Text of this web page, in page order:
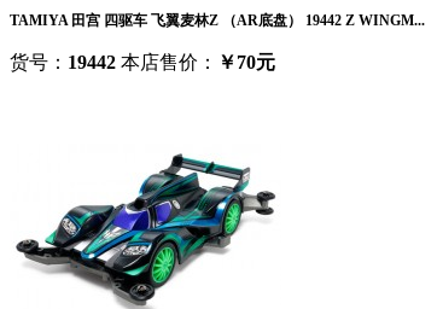
TAMIYA 田宫 四驱车 飞翼麦林Z （AR底盘） 19442 Z WINGM...
货号： 19442 本店售价： ￥70元